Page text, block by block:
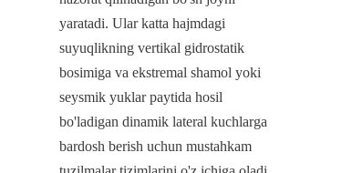
yaratadi. Ular katta hajmdagi
suyuqlikning vertikal gidrostatik
bosimiga va ekstremal shamol yoki
seysmik yuklar paytida hosil
bo'ladigan dinamik lateral kuchlarga
bardosh berish uchun mustahkam